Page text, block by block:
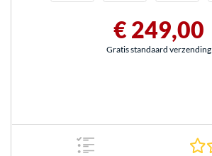
€ 249,00
Gratis standaard verzending